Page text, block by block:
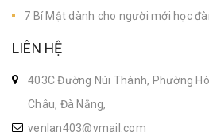
7 Bí Mật dành cho người mới học
LIÊN HỆ
403C Đường Núi Thành, Phường
Châu, Đà Nẵng,
yenlan403@ymail.com